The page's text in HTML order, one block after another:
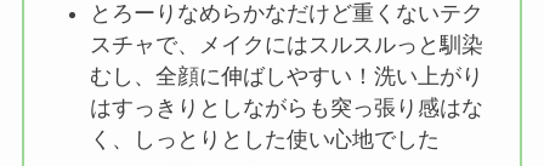
とろーりなめらかなだけど重くないテク
スチャで、メイクにはスルスルっと馴染
むし、全顔に伸ばしやすい！洗い上がり
はすっきりとしながらも突っ張り感はな
く、しっとりとした使い心地でした